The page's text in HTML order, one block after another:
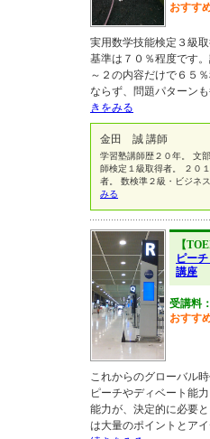
おすす
実用数学技能検定３級
基準は７０％程度です
～２の内容だけで６５
ならず、問題パターン
きをみる
金田 誠 講師
学習塾講師歴２０年。 文
師検定１級取得者。 ２０
者。 数検準２級・ビジネ
みる
【
ピー
講座
受講料
おすす
これからのグローバル
ピーチやディベート能
能力が、決定的に必要
は大量のポイントとア